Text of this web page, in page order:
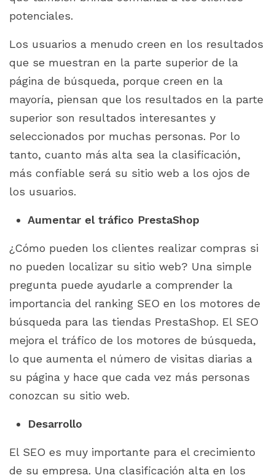
potenciales.
Los usuarios a menudo creen en los resultados
que se muestran en la parte superior de la
página de búsqueda, porque creen en la
mayoría, piensan que los resultados en la parte
superior son resultados interesantes y
seleccionados por muchas personas. Por lo
tanto, cuanto más alta sea la clasificación,
más confiable será su sitio web a los ojos de
los usuarios.
Aumentar el tráfico PrestaShop
¿Cómo pueden los clientes realizar compras si
no pueden localizar su sitio web? Una simple
pregunta puede ayudarle a comprender la
importancia del ranking SEO en los motores de
búsqueda para las tiendas PrestaShop. El SEO
mejora el tráfico de los motores de búsqueda,
lo que aumenta el número de visitas diarias a
su página y hace que cada vez más personas
conozcan su sitio web.
Desarrollo
El SEO es muy importante para el crecimiento
de su empresa. Una clasificación alta en los